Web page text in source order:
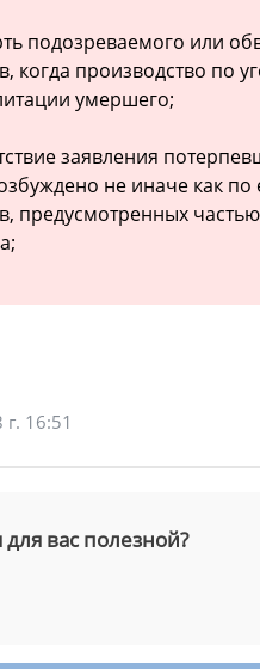
подозреваемого или
когда производство по
умершего;
заявления
не иначе как
предусмотренных
16:51
для вас полезной?